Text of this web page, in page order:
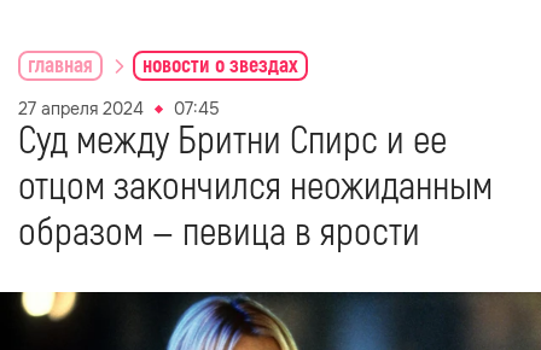
главная новости о звездах
27 апреля 2024 07:45
Суд между Бритни Спирс и ее
отцом закончился неожиданным
образом — певица в ярости